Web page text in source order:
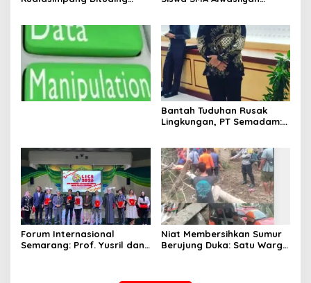
MBG Disalurkan ke Guru &
Pesantren
Dana BOS & Paket Makan
Bergizi
Bantah Tuduhan Rusak
Lingkungan, PT Semadam:
Tidak Bersalah
Forum Internasional
Semarang: Prof. Yusril dan
Niat Membersihkan Sumur
Berujung Duka: Satu Warga